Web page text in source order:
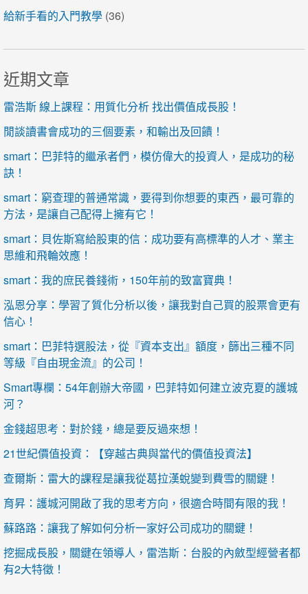
給新手看的入門教學 (36)
近期文章
雷浩斯 線上課程：用質化分析 找出價值成長股！
閒談讀書會成功的三個要素，和輸出及回饋！
smart：巴菲特的繼承者們，模仿偉大的投資人，是成功的秘
訣！
smart：窮查理的普通常識，要得到你想要的東西，最可靠的
方法，是讓自己配得上擁有它！
smart：貝佐斯寫給股東的信：成功要有高標準的人才、業主
思維和飛輪效應！
smart：我的庶民養錢術，150年前的致富寶典！
泓恩分享：學習了質化分析以後，讓我對自己買的股票會更有
信心！
smart：巴菲特選股法，從『資本支出』額度，篩出三種不同
等級『自由現金流』的公司！
Smart專欄：54年創辦大帝國，巴菲特如何建立波克夏的護城
河？
金錢超思考：對於錢，總是要反過來想！
21世紀價值投資：【穿越古典與當代的價值投資法】
查爾斯：雷大的課程是讓我從葛拉漢蛻變到費雪的關鍵！
育昇：護城河開啟了我的思考方向，很適合時間有限的我！
蘇路路：讓我了解如何分析一家好公司成功的關鍵！
挖掘成長股，關鍵在領導人，雷浩斯：台股的內斂型經營者都
有2大特徵！